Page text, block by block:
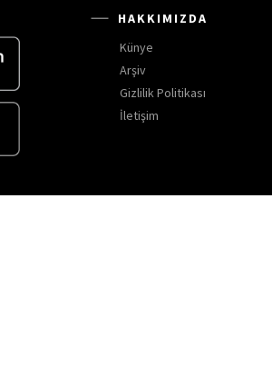
HAKKIMIZDA
Künye
Arşiv
Gizlilik Politikası
İletişim